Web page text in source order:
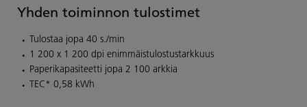
Yhden toiminnon tulostimet
Tulostaa jopa 40 s./min
1 200 x 1 200 dpi enimmäistulostustarkkuus
Paperikapasiteetti jopa 2 100 arkkia
TEC* 0,58 kWh